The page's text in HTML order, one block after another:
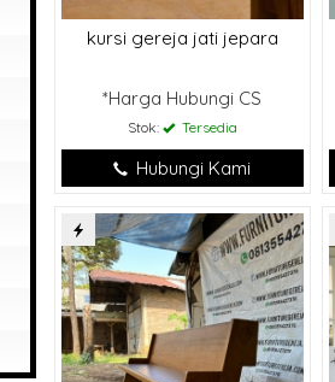
kursi gereja jati jepara
*Harga Hubungi CS
Stok: Tersedia
Hubungi Kami